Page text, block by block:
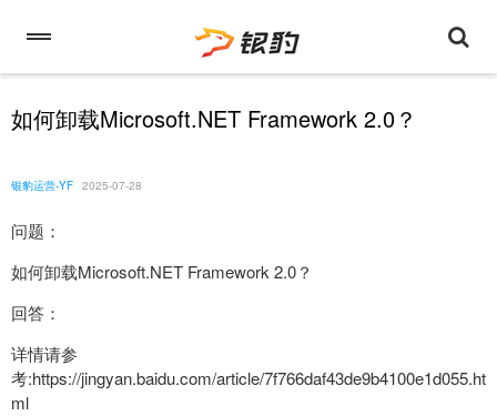
如何卸载Microsoft.NET Framework 2.0？
银豹运营-YF 2025-07-28
问题：
如何卸载Microsoft.NET Framework 2.0？
回答：
详情请参
考:https://jingyan.baidu.com/article/7f766daf43de9b4100e1d055.ht
ml